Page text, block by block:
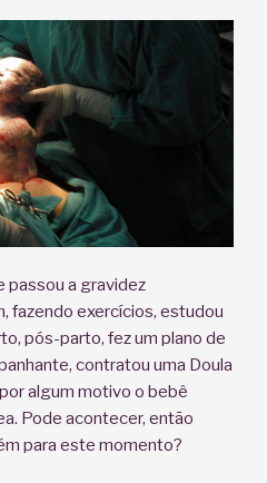
passou a gravidez
fazendo exercícios, estudou
pós-parto, fez um plano de
contratou uma Doula
algum motivo o bebê
Pode acontecer, então
para este momento?